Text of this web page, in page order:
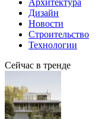
Дизайн
Новости
Строительство
Технологии
Сейчас в тренде